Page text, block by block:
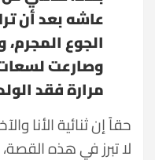
عاشه بعد أن
الجوع
وصارعت
مرارة فقد
حقاً إن ثنائية الأنا
لا تبرز في هذه